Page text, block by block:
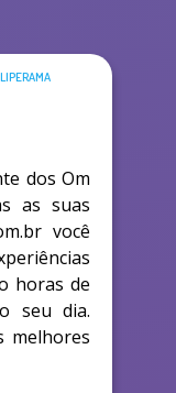
dos Om
as suas
você
horas de
seu dia.
melhores